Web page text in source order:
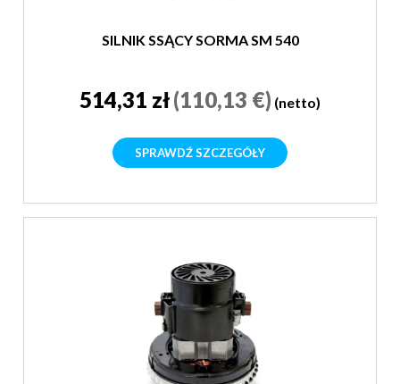
SILNIK SSĄCY SORMA SM 540
514,31 zł(110,13 €) (netto)
SPRAWDŹ SZCZEGÓŁY